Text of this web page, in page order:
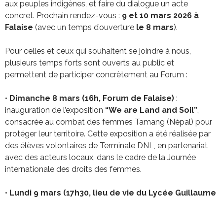
aux peuples indigènes, et faire du dialogue un acte
concret. Prochain rendez-vous : 9 et 10 mars 2026 à
Falaise (avec un temps d’ouverture le 8 mars).
Pour celles et ceux qui souhaitent se joindre à nous,
plusieurs temps forts sont ouverts au public et
permettent de participer concrètement au Forum :
• Dimanche 8 mars (16h, Forum de Falaise) :
inauguration de l’exposition “We are Land and Soil”,
consacrée au combat des femmes Tamang (Népal) pour
protéger leur territoire. Cette exposition a été réalisée par
des élèves volontaires de Terminale DNL, en partenariat
avec des acteurs locaux, dans le cadre de la Journée
internationale des droits des femmes.
• Lundi 9 mars (17h30, lieu de vie du Lycée Guillaume